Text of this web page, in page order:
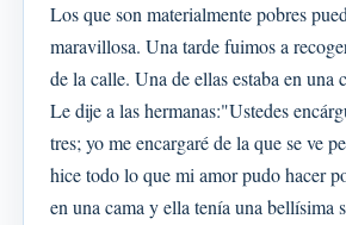
Los que son materialmente pobres
maravillosa. Una tarde fuimos a
de la calle. Una de ellas estaba en
Le dije a las hermanas:"Ustedes
tres; yo me encargaré de la que se ve
hice todo lo que mi amor pudo hacer
en una cama y ella tenía una bellísima